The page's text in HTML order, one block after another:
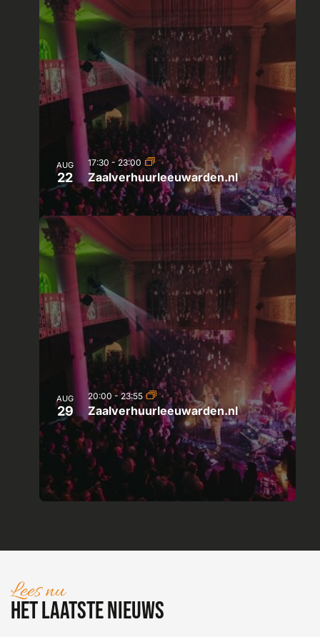
AUG
22 Zaalverhuurleeuwarden.nl
17:30-23:00
AUG
29 Zaalverhuurleeuwarden.nl
20:00-23:55
Lees nu
Het laatste nieuws